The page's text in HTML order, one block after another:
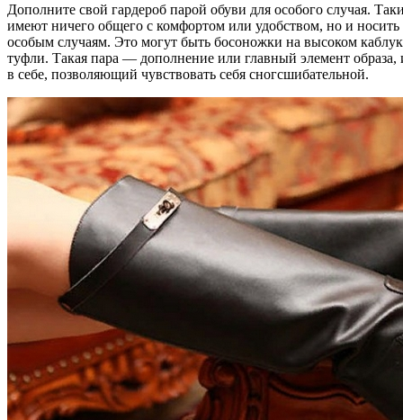
Дополните свой гардероб парой обуви для особого случая.
имеют ничего общего с комфортом или удобством, но и носить
особым случаям. Это могут быть босоножки на высоком
туфли. Такая пара — дополнение или главный элемент образа,
в себе, позволяющий чувствовать себя сногсшибательной.